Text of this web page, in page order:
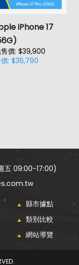
iPhone 17
價: $39,900
: $36,790
五 09:00-17:00)
縣市據點
類別比較
網站導覽